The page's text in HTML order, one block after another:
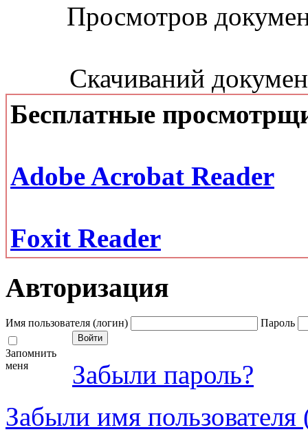
Просмотров
Скачиваний
Бесплатные
Adobe Acrobat Reader
Foxit Reader
Авторизация
Имя пользователя (логин) Пароль
Запомнить
меня
Забыли пароль?
Забыли имя пользователя